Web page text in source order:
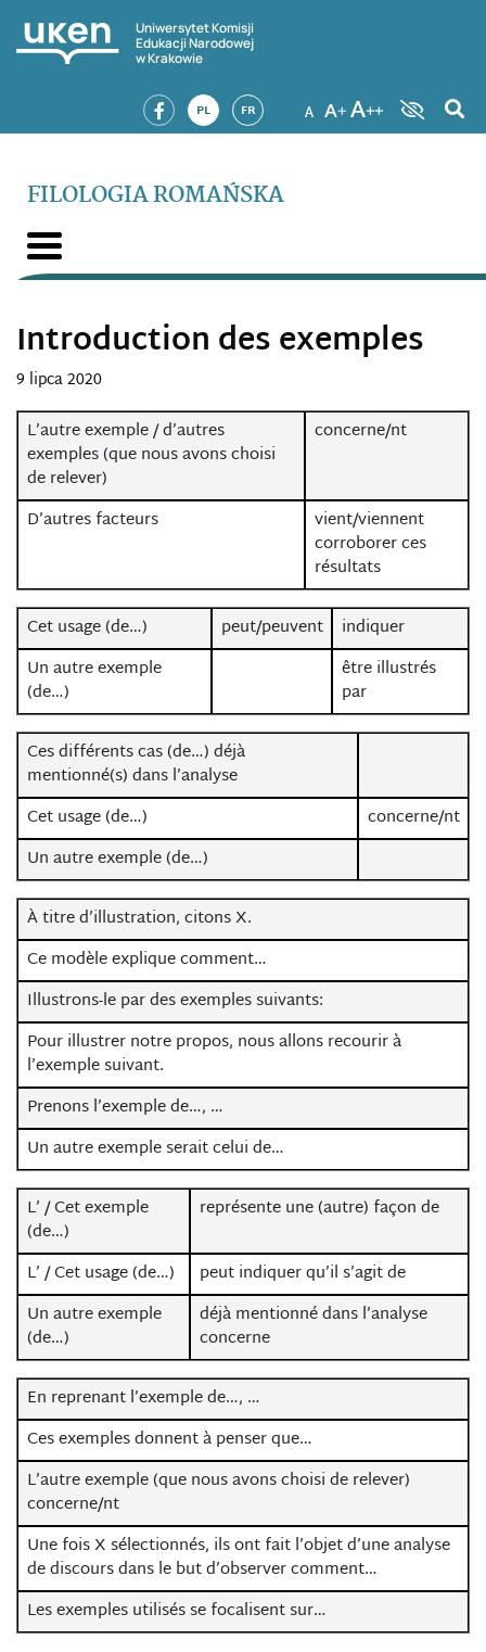
Uniwersytet Komisji
Edukacji Narodowej
w Krakowie
PL FR
FILOLOGIA ROMAŃSKA
Introduction des exemples
9 lipca 2020
L’autre exemple / d’autres
exemples (que nous avons choisi
de relever)
concerne/nt
D’autres facteurs
vient/viennent
corroborer ces
résultats
Cet usage (de…) peut/peuvent
indiquer
Un autre exemple
(de…)
être illustrés
par
Ces différents cas (de…) déjà
mentionné(s) dans l’analyse
Cet usage (de…)
concerne/nt
Un autre exemple (de…)
À titre d’illustration, citons X.
Ce modèle explique comment…
Illustrons-le par des exemples suivants:
Pour illustrer notre propos, nous allons recourir à
l’exemple suivant.
Prenons l’exemple de…, …
Un autre exemple serait celui de…
L’ / Cet exemple
(de…)
représente une (autre) façon de
L’ / Cet usage (de…)
peut indiquer qu’il s’agit de
Un autre exemple
(de…)
déjà mentionné dans l’analyse
concerne
En reprenant l’exemple de…, …
Ces exemples donnent à penser que…
L’autre exemple (que nous avons choisi de relever)
concerne/nt
Une fois X sélectionnés, ils ont fait l’objet d’une analyse
de discours dans le but d’observer comment…
Les exemples utilisés se focalisent sur…